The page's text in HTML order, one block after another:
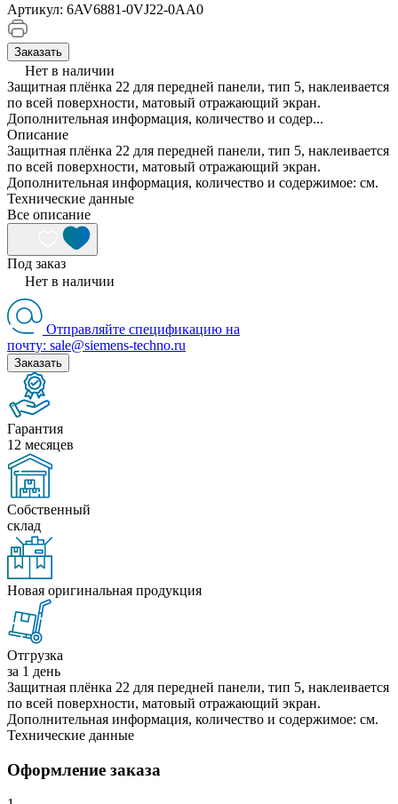
Артикул: 6AV6881-0VJ22-0AA0
Заказать
Нет в наличии
Защитная плёнка 22 для передней панели, тип 5, наклеивается
по всей поверхности, матовый отражающий экран.
Дополнительная информация, количество и содер...
Описание
Защитная плёнка 22 для передней панели, тип 5, наклеивается
по всей поверхности, матовый отражающий экран.
Дополнительная информация, количество и содержимое: см.
Технические данные
Все описание
Под заказ
Нет в наличии
Отправляйте спецификацию на
почту: sale@siemens-techno.ru
Заказать
Гарантия
12 месяцев
Собственный
склад
Новая оригинальная продукция
Отгрузка
за 1 день
Защитная плёнка 22 для передней панели, тип 5, наклеивается
по всей поверхности, матовый отражающий экран.
Дополнительная информация, количество и содержимое: см.
Технические данные
Оформление заказа